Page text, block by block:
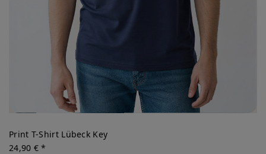
Print T-Shirt Lübeck Key
24,90 € *